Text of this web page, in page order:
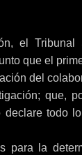
el Tribunal
que el
del
que,
todo
la